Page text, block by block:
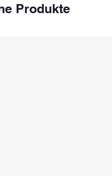
Produkte